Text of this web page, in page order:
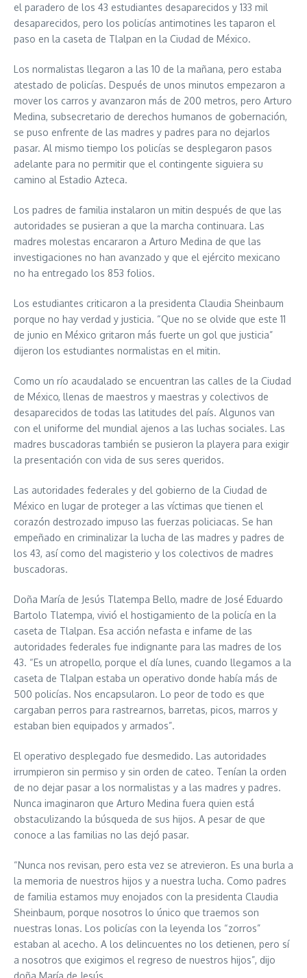
el paradero de los 43 estudiantes desaparecidos y 133 mil
desaparecidos, pero los policías antimotines les taparon el
paso en la caseta de Tlalpan en la Ciudad de México.
Los normalistas llegaron a las 10 de la mañana, pero estaba
atestado de policías. Después de unos minutos empezaron a
mover los carros y avanzaron más de 200 metros, pero Arturo
Medina, subsecretario de derechos humanos de gobernación,
se puso enfrente de las madres y padres para no dejarlos
pasar. Al mismo tiempo los policías se desplegaron pasos
adelante para no permitir que el contingente siguiera su
camino al Estadio Azteca.
Los padres de familia instalaron un mitin después de que las
autoridades se pusieran a que la marcha continuara. Las
madres molestas encararon a Arturo Medina de que las
investigaciones no han avanzado y que el ejército mexicano
no ha entregado los 853 folios.
Los estudiantes criticaron a la presidenta Claudia Sheinbaum
porque no hay verdad y justicia. “Que no se olvide que este 11
de junio en México gritaron más fuerte un gol que justicia”
dijeron los estudiantes normalistas en el mitin.
Como un río acaudalado se encuentran las calles de la Ciudad
de México, llenas de maestros y maestras y colectivos de
desaparecidos de todas las latitudes del país. Algunos van
con el uniforme del mundial ajenos a las luchas sociales. Las
madres buscadoras también se pusieron la playera para exigir
la presentación con vida de sus seres queridos.
Las autoridades federales y del gobierno de la Ciudad de
México en lugar de proteger a las víctimas que tienen el
corazón destrozado impuso las fuerzas policiacas. Se han
empeñado en criminalizar la lucha de las madres y padres de
los 43, así como del magisterio y los colectivos de madres
buscadoras.
Doña María de Jesús Tlatempa Bello, madre de José Eduardo
Bartolo Tlatempa, vivió el hostigamiento de la policía en la
caseta de Tlalpan. Esa acción nefasta e infame de las
autoridades federales fue indignante para las madres de los
43. “Es un atropello, porque el día lunes, cuando llegamos a la
caseta de Tlalpan estaba un operativo donde había más de
500 policías. Nos encapsularon. Lo peor de todo es que
cargaban perros para rastrearnos, barretas, picos, marros y
estaban bien equipados y armados”.
El operativo desplegado fue desmedido. Las autoridades
irrumpieron sin permiso y sin orden de cateo. Tenían la orden
de no dejar pasar a los normalistas y a las madres y padres.
Nunca imaginaron que Arturo Medina fuera quien está
obstaculizando la búsqueda de sus hijos. A pesar de que
conoce a las familias no las dejó pasar.
“Nunca nos revisan, pero esta vez se atrevieron. Es una burla a
la memoria de nuestros hijos y a nuestra lucha. Como padres
de familia estamos muy enojados con la presidenta Claudia
Sheinbaum, porque nosotros lo único que traemos son
nuestras lonas. Los policías con la leyenda los “zorros”
estaban al acecho. A los delincuentes no los detienen, pero sí
a nosotros que exigimos el regreso de nuestros hijos”, dijo
doña María de Jesús.